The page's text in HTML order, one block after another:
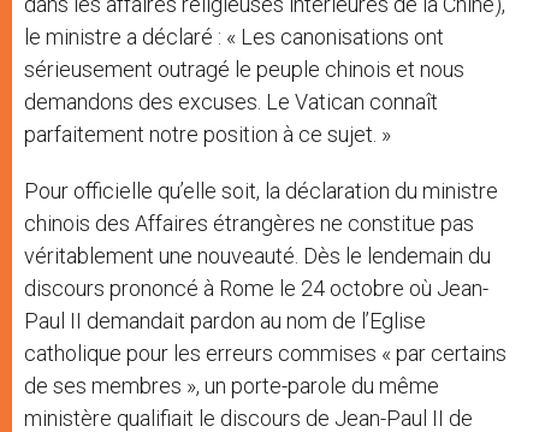
le ministre a déclaré : « Les canonisations ont
sérieusement outragé le peuple chinois et nous
demandons des excuses. Le Vatican connaît
parfaitement notre position à ce sujet. »
Pour officielle qu’elle soit, la déclaration du ministre
chinois des Affaires étrangères ne constitue pas
véritablement une nouveauté. Dès le lendemain du
discours prononcé à Rome le 24 octobre où Jean-
Paul II demandait pardon au nom de l’Eglise
catholique pour les erreurs commises « par certains
de ses membres », un porte-parole du même
ministère qualifiait le discours de Jean-Paul II de